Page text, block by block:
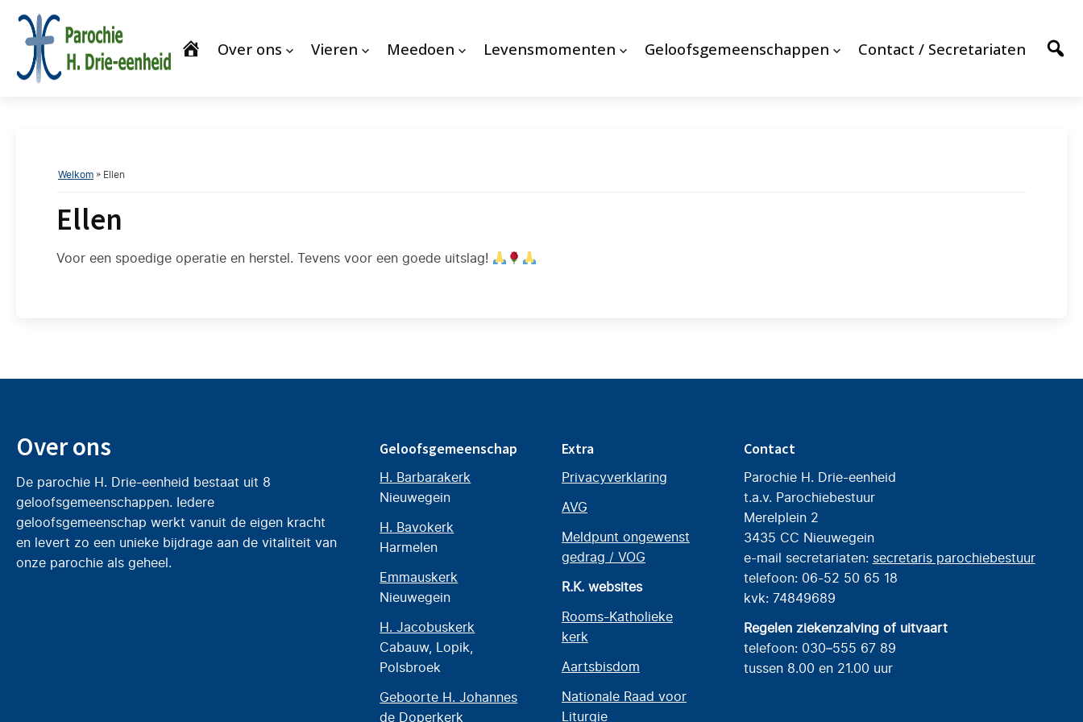
Over ons Vieren Meedoen Levensmomenten Geloofsgemeenschappen Contact / Secretariaten
Welkom » Ellen
Ellen
Voor een spoedige operatie en herstel. Tevens voor een goede uitslag!
Over ons
De parochie H. Drie-eenheid bestaat uit 8
geloofsgemeenschappen. Iedere
geloofsgemeenschap werkt vanuit de eigen kracht
en levert zo een unieke bijdrage aan de vitaliteit van
onze parochie als geheel.
Geloofsgemeenschap
H. Barbarakerk
Nieuwegein
H. Bavokerk
Harmelen
Emmauskerk
Nieuwegein
H. Jacobuskerk
Cabauw, Lopik,
Polsbroek
Geboorte H. Johannes
de Doperkerk
Extra
Privacyverklaring
AVG
Meldpunt ongewenst
gedrag / VOG
R.K. websites
Rooms-Katholieke
kerk
Aartsbisdom
Nationale Raad voor
Liturgie
Contact
Parochie H. Drie-eenheid
t.a.v. Parochiebestuur
Merelplein 2
3435 CC Nieuwegein
e-mail secretariaten: secretaris parochiebestuur
telefoon: 06-52 50 65 18
kvk: 74849689
Regelen ziekenzalving of uitvaart
telefoon: 030–555 67 89
tussen 8.00 en 21.00 uur